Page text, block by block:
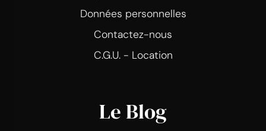
Données personnelles
Contactez-nous
C.G.U. - Location
Le Blog